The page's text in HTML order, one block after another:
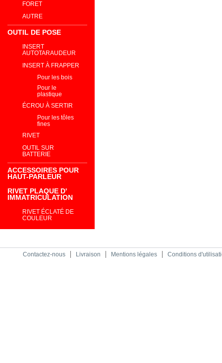
FORET
AUTRE
OUTIL DE POSE
INSERT
AUTOTARAUDEUR
INSERT À FRAPPER
Pour les bois
Pour le
plastique
ÉCROU À SERTIR
Pour les tôles
fines
RIVET
OUTIL SUR
BATTERIE
ACCESSOIRES POUR
HAUT-PARLEUR
RIVET PLAQUE D'
IMMATRICULATION
RIVET ÉCLATÉ DE
COULEUR
Contactez-nous Livraison Mentions légales Conditions